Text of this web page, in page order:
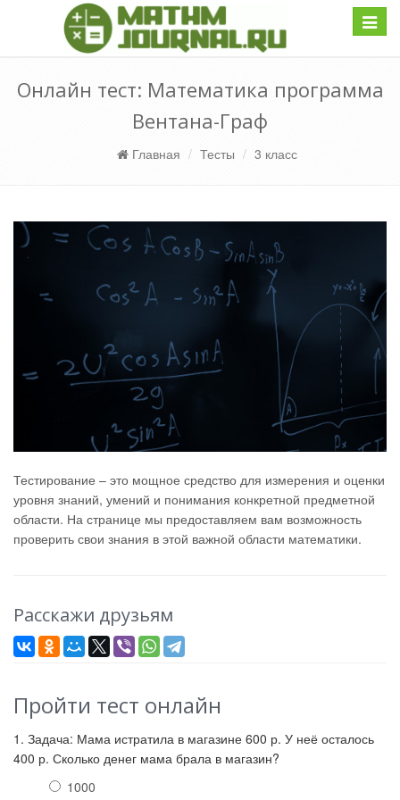
Онлайн тест: Математика программа
Вентана-Граф
Главная Тесты 3 класс
Тестирование – это мощное средство для измерения и оценки
уровня знаний, умений и понимания конкретной предметной
области. На странице мы предоставляем вам возможность
проверить свои знания в этой важной области математики.
Расскажи друзьям
Пройти тест онлайн
1. Задача: Мама истратила в магазине 600 р. У неё осталось
400 р. Сколько денег мама брала в магазин?
1000